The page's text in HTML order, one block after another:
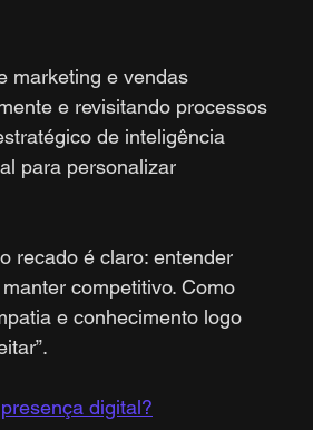
marketing e vendas
e revisitando processos
de inteligência
para personalizar
recado é claro: entender
competitivo. Como
e conhecimento logo
digital?